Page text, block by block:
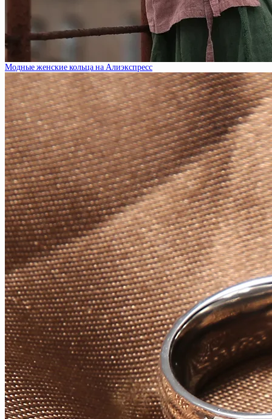
Модные женские кольца на Алиэкспресс